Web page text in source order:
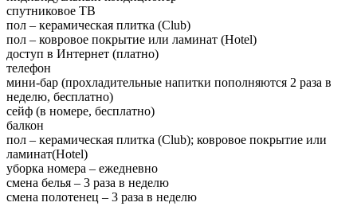
спутниковое ТВ
пол – керамическая плитка (Club)
пол – ковровое покрытие или ламинат (Hotel)
доступ в Интернет (платно)
телефон
мини-бар (прохладительные напитки пополняются 2 раза в
неделю, бесплатно)
сейф (в номере, бесплатно)
балкон
пол – керамическая плитка (Club); ковровое покрытие или
ламинат(Hotel)
уборка номера – ежедневно
смена белья – 3 раза в неделю
смена полотенец – 3 раза в неделю